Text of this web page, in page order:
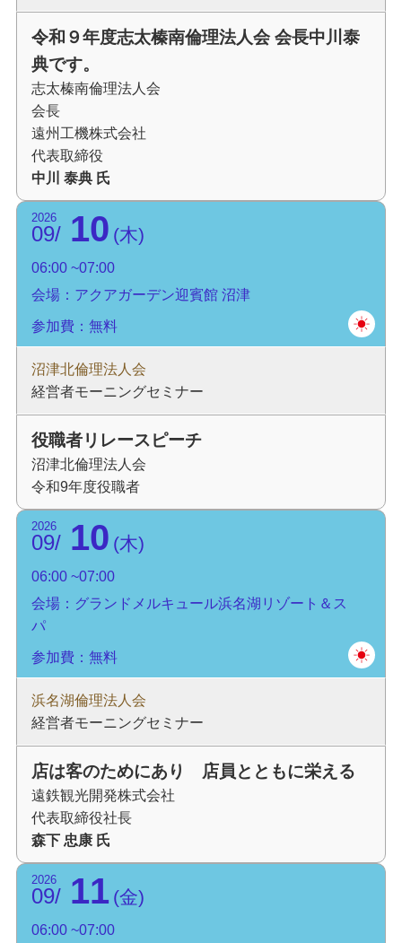
令和９年度志太榛南倫理法人会 会長中川泰
典です。
志太榛南倫理法人会
会長
遠州工機株式会社
代表取締役
中川 泰典 氏
2026
09 10 木
06:00
07:00
会場：アクアガーデン迎賓館 沼津
参加費：無料
沼津北倫理法人会
経営者モーニングセミナー
役職者リレースピーチ
沼津北倫理法人会
令和9年度役職者
2026
09 10 木
06:00
07:00
会場：グランドメルキュール浜名湖リゾート＆ス
パ
参加費：無料
浜名湖倫理法人会
経営者モーニングセミナー
店は客のためにあり 店員とともに栄える
遠鉄観光開発株式会社
代表取締役社長
森下 忠康 氏
2026
09 11 金
06:00
07:00